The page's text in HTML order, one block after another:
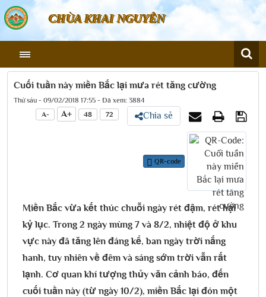
CHÙA KHAI NGUYÊN
Cuối tuần này miền Bắc lại mưa rét tăng cường
Thứ sáu - 09/02/2018 17:55 - Đã xem: 3884
A-
A+ 48 72 Chia sẻ
QR-code
Miền Bắc vừa kết thúc chuỗi ngày rét đậm, rét hại
kỷ lục. Trong 2 ngày mùng 7 và 8/2, nhiệt độ ở khu
vực này đã tăng lên đáng kể, ban ngày trời nắng
hanh, tuy nhiên về đêm và sáng sớm trời vẫn rất
lạnh. Cơ quan khí tượng thủy văn cảnh báo, đến
cuối tuần này (từ ngày 10/2), miền Bắc lại đón một